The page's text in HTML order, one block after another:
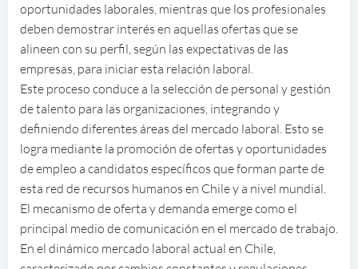
oportunidades laborales, mientras que los profesionales
deben demostrar interés en aquellas ofertas que se
alineen con su perfil, según las expectativas de las
empresas, para iniciar esta relación laboral.
Este proceso conduce a la selección de personal y gestión
de talento para las organizaciones, integrando y
definiendo diferentes áreas del mercado laboral. Esto se
logra mediante la promoción de ofertas y oportunidades
de empleo a candidatos específicos que forman parte de
esta red de recursos humanos en Chile y a nivel mundial.
El mecanismo de oferta y demanda emerge como el
principal medio de comunicación en el mercado de trabajo.
En el dinámico mercado laboral actual en Chile,